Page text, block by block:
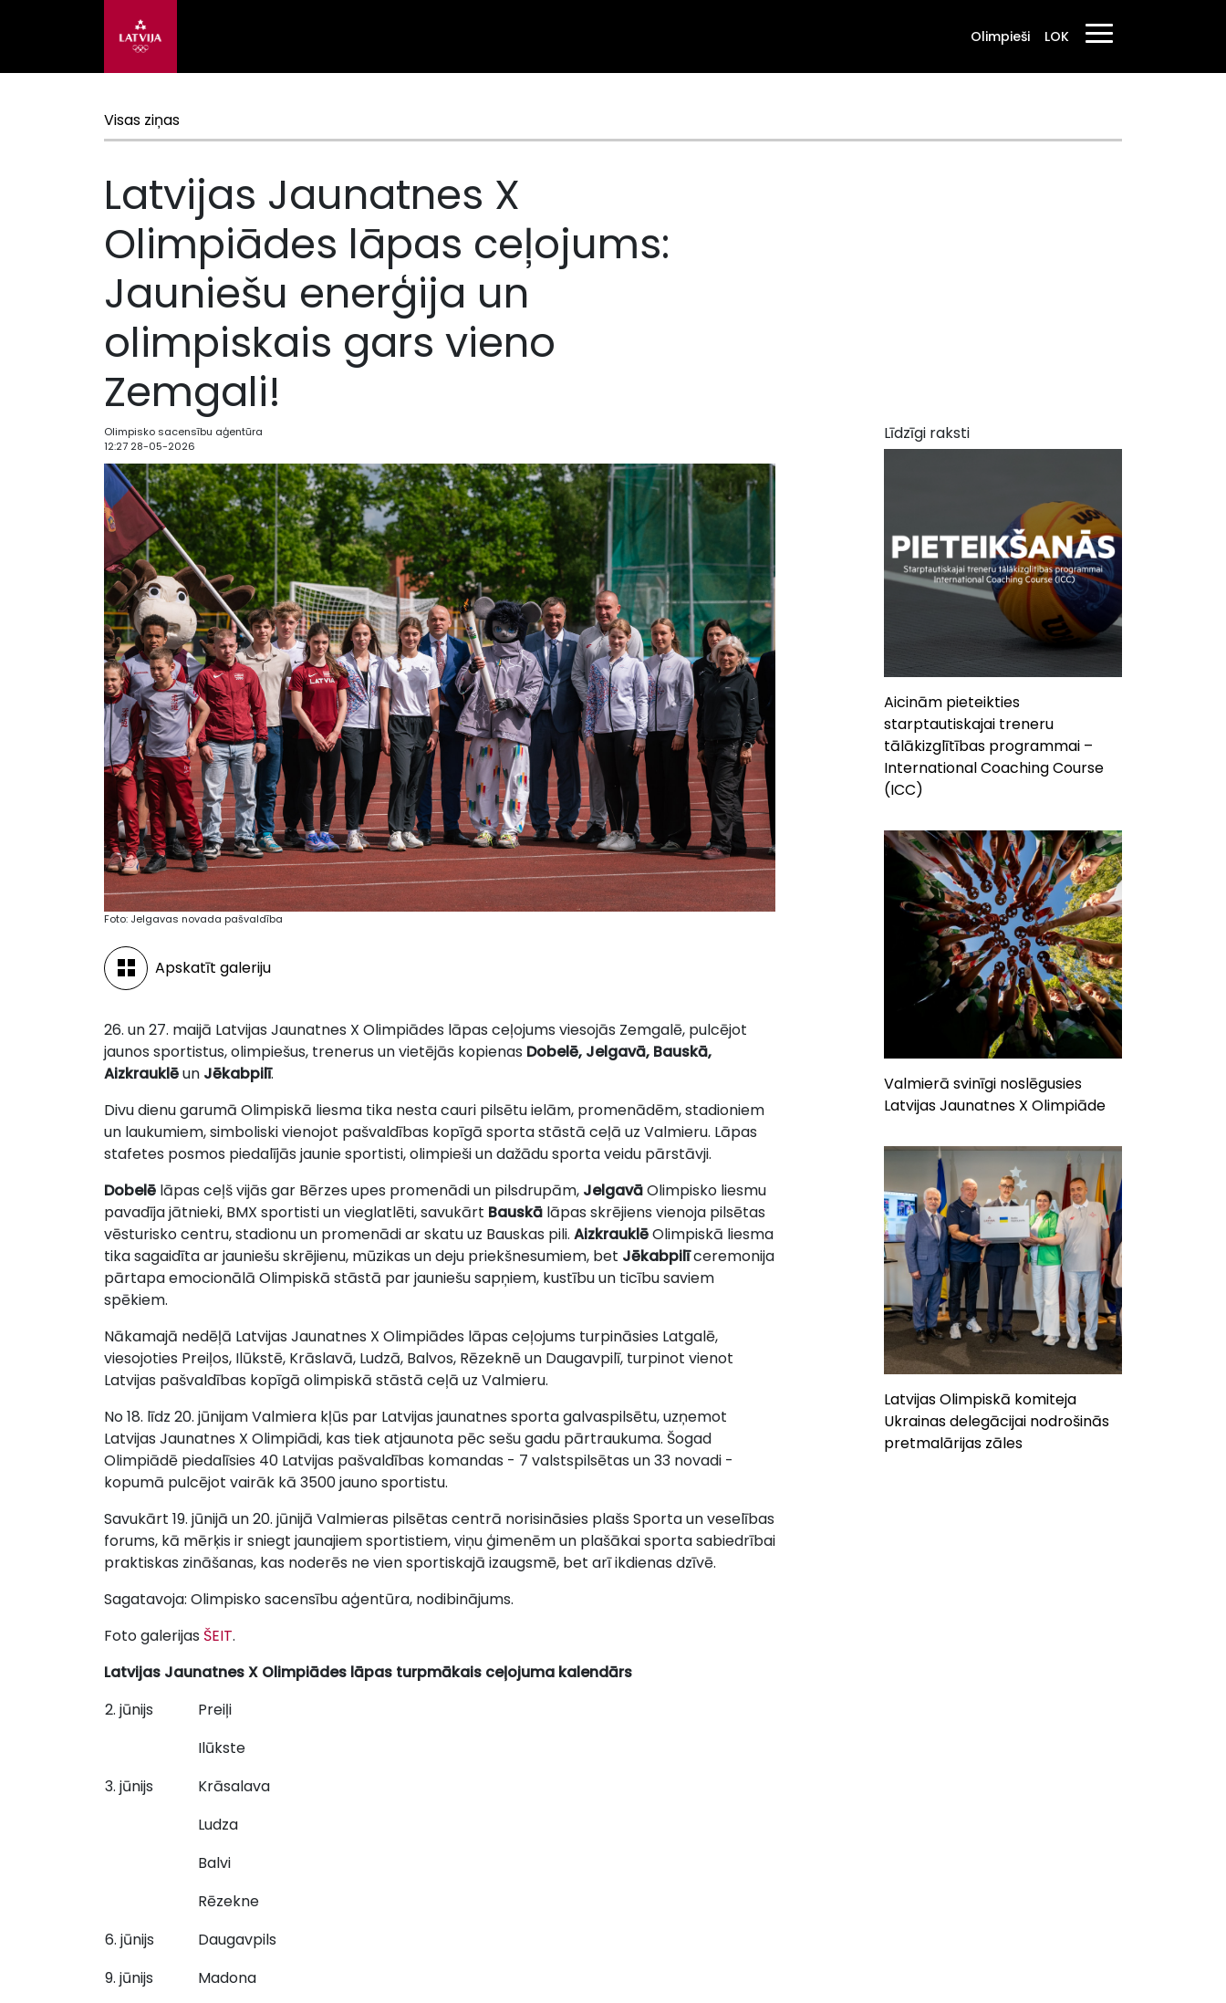
Olimpieši LOK
Visas ziņas
Latvijas Jaunatnes X
Olimpiādes lāpas ceļojums:
Jauniešu enerģija un
olimpiskais gars vieno
Zemgali!
Olimpisko sacensību aģentūra
12:27 28-05-2026
Foto: Jelgavas novada pašvaldība
Apskatīt galeriju
26. un 27. maijā Latvijas Jaunatnes X Olimpiādes lāpas ceļojums viesojās Zemgalē, pulcējot
jaunos sportistus, olimpiešus, trenerus un vietējās kopienas Dobelē, Jelgavā, Bauskā,
Aizkrauklēun Jēkabpilī.
Divu dienu garumā Olimpiskā liesma tika nesta cauri pilsētu ielām, promenādēm, stadioniem
un laukumiem, simboliski vienojot pašvaldības kopīgā sporta stāstā ceļā uz Valmieru. Lāpas
stafetes posmos piedalījās jaunie sportisti, olimpieši un dažādu sporta veidu pārstāvji.
Dobelē lāpas ceļš vijās gar Bērzes upes promenādi un pilsdrupām, JelgavāOlimpisko liesmu
pavadīja jātnieki, BMX sportisti un vieglatlēti, savukārt Bauskā lāpas skrējiens vienoja pilsētas
vēsturisko centru, stadionu un promenādi ar skatu uz Bauskas pili. AizkrauklēOlimpiskā liesma
tika sagaidīta ar jauniešu skrējienu, mūzikas un deju priekšnesumiem, bet Jēkabpilīceremonija
pārtapa emocionālā Olimpiskā stāstā par jauniešu sapņiem, kustību un ticību saviem
spēkiem.
Nākamajā nedēļā Latvijas Jaunatnes X Olimpiādes lāpas ceļojums turpināsies Latgalē,
viesojoties Preiļos, Ilūkstē, Krāslavā, Ludzā, Balvos, Rēzeknē un Daugavpilī, turpinot vienot
Latvijas pašvaldības kopīgā olimpiskā stāstā ceļā uz Valmieru.
No 18. līdz 20. jūnijam Valmiera kļūs par Latvijas jaunatnes sporta galvaspilsētu, uzņemot
Latvijas Jaunatnes X Olimpiādi, kas tiek atjaunota pēc sešu gadu pārtraukuma. Šogad
Olimpiādē piedalīsies 40 Latvijas pašvaldības komandas - 7 valstspilsētas un 33 novadi -
kopumā pulcējot vairāk kā 3500 jauno sportistu.
Savukārt 19. jūnijā un 20. jūnijā Valmieras pilsētas centrā norisināsies plašs Sporta un veselības
forums, kā mērķis ir sniegt jaunajiem sportistiem, viņu ģimenēm un plašākai sporta sabiedrībai
praktiskas zināšanas, kas noderēs ne vien sportiskajā izaugsmē, bet arī ikdienas dzīvē.
Sagatavoja: Olimpisko sacensību aģentūra, nodibinājums.
Foto galerijas ŠEIT.
Latvijas Jaunatnes X Olimpiādes lāpas turpmākais ceļojuma kalendārs
2. jūnijs
Preiļi
Ilūkste
3. jūnijs
Krāsalava
Ludza
Balvi
Rēzekne
6. jūnijs
Daugavpils
9. jūnijs
Madona
Līdzīgi raksti
Aicinām pieteikties
starptautiskajai treneru
tālākizglītības programmai –
International Coaching Course
(ICC)
Valmierā svinīgi noslēgusies
Latvijas Jaunatnes X Olimpiāde
Latvijas Olimpiskā komiteja
Ukrainas delegācijai nodrošinās
pretmalārijas zāles